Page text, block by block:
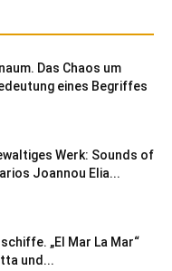
Das Chaos um
eines Begriffes
Werk: Sounds of
Joannou Elia...
„El Mar La Mar“
und...